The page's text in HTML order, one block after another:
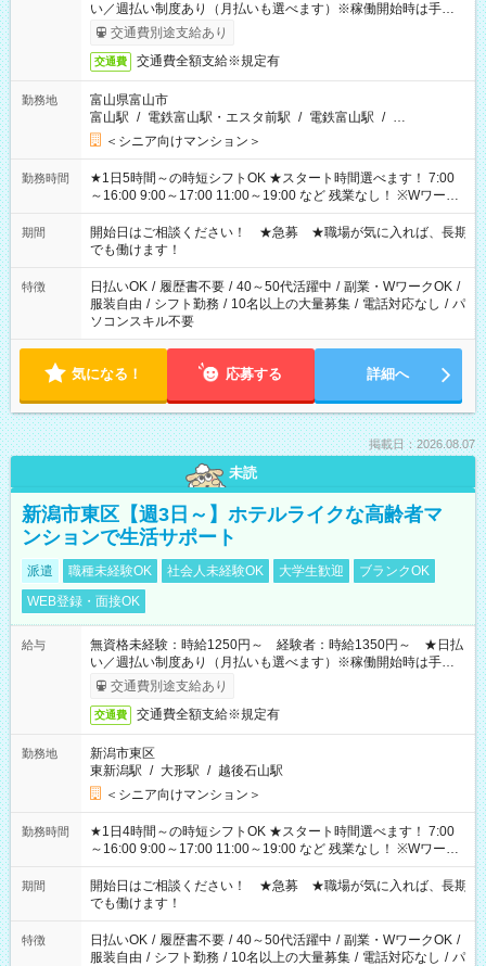
い／週払い制度あり（月払いも選べます）※稼働開始時は手続き
完了次第のお支払いとなります。
交通費別途支給あり
交通費 交通費全額支給※規定有
勤務地
富山県富山市
富山駅 / 電鉄富山駅・エスタ前駅 / 電鉄富山駅 / …
＜シニア向けマンション＞
勤務時間
★1日5時間～の時短シフトOK ★スタート時間選べます！ 7:00
～16:00 9:00～17:00 11:00～19:00 など 残業なし！ ※Wワーク
の場合、他のお仕事と合わせ週40時間超の就業はご案内できま
せん ※法令に基づき、週20時間以上勤務は社会保険への加入対
象となります ※労働者派遣法（日雇い派遣の原則禁止）によ
り、短時間・短期間の就業はご案内が難しい場合があります
期間
開始日はご相談ください！ ★急募 ★職場が気に入れば、長期
でも働けます！
特徴 日払いOK / 履歴書不要 / 40～50代活躍中 / 副業・WワークOK /
服装自由 / シフト勤務 / 10名以上の大量募集 / 電話対応なし / パ
ソコンスキル不要
気になる！ 応募する 詳細へ
掲載日：2026.08.07
未読
新潟市東区【週3日～】ホテルライクな高齢者マ
ンションで生活サポート
派遣 職種未経験OK 社会人未経験OK 大学生歓迎
ブランクOK
WEB登録・面接OK
給与
無資格未経験：時給1250円～ 経験者：時給1350円～ ★日払
い／週払い制度あり（月払いも選べます）※稼働開始時は手続き
完了次第のお支払いとなります。
交通費別途支給あり
交通費 交通費全額支給※規定有
勤務地
新潟市東区
東新潟駅 / 大形駅 / 越後石山駅
＜シニア向けマンション＞
勤務時間
★1日4時間～の時短シフトOK ★スタート時間選べます！ 7:00
～16:00 9:00～17:00 11:00～19:00 など 残業なし！ ※Wワーク
の場合、他のお仕事と合わせ週40時間超の就業はご案内できま
せん ※法令に基づき、週20時間以上勤務は社会保険への加入対
象となります ※労働者派遣法（日雇い派遣の原則禁止）によ
り、短時間・短期間の就業はご案内が難しい場合があります
期間
開始日はご相談ください！ ★急募 ★職場が気に入れば、長期
でも働けます！
特徴 日払いOK / 履歴書不要 / 40～50代活躍中 / 副業・WワークOK /
服装自由 / シフト勤務 / 10名以上の大量募集 / 電話対応なし / パ